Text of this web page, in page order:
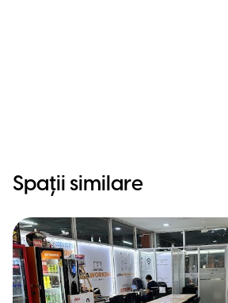
Spații similare